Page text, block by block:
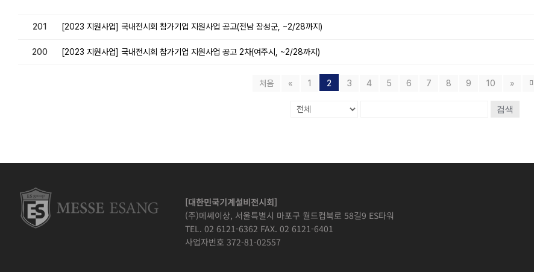
201 [2023 지원사업] 국내전시회 참가기업 지원사업 공고(전남 장성군, ~2/28까지)
200 [2023 지원사업] 국내전시회 참가기업 지원사업 공고 2차(여주시, ~2/28까지)
처음 « 1 2 3 4 5 6 7 8 9 10 »
검색
[대한민국기계설비전시회]
(주)메쎄이상, 서울특별시 마포구 월드컵북로 58길9 ES타워
TEL. 02 6121-6362 FAX. 02 6121-6401
사업자번호 372-81-02557